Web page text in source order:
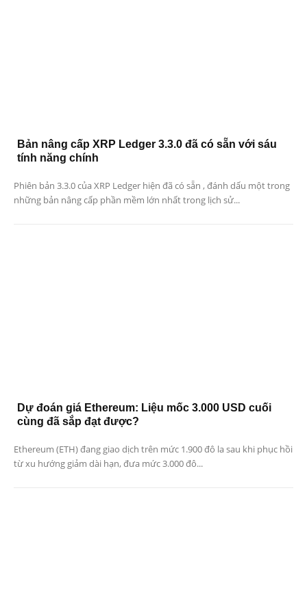
Bản nâng cấp XRP Ledger 3.3.0 đã có sẵn với sáu
tính năng chính
Phiên bản 3.3.0 của XRP Ledger hiện đã có sẵn , đánh dấu một trong
những bản nâng cấp phần mềm lớn nhất trong lịch sử...
Dự đoán giá Ethereum: Liệu mốc 3.000 USD cuối
cùng đã sắp đạt được?
Ethereum (ETH) đang giao dịch trên mức 1.900 đô la sau khi phục hồi
từ xu hướng giảm dài hạn, đưa mức 3.000 đô...